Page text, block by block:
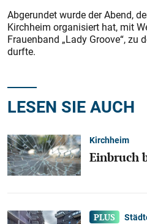
Abgerundet wurde der Abend,
Kirchheim organisiert hat, mit
Frauenband „Lady Groove“, zu
durfte.
LESEN SIE AUCH
Kirchheim
Einbruch